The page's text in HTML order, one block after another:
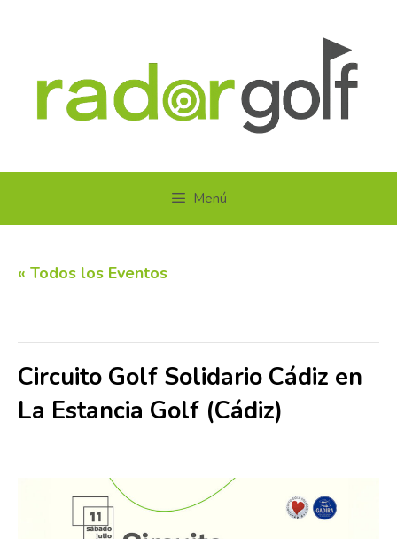
Menú
« Todos los Eventos
Circuito Golf Solidario Cádiz en
La Estancia Golf (Cádiz)